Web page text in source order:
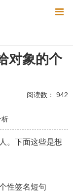
挽回爱情
交友
射手座男生
对象的个
阅读数： 942
析
。下面这些是想